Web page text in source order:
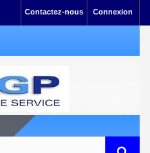
Connexion
Contactez-nous